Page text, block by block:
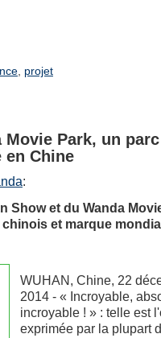
, projet
Movie Park, un
en Chine
:
Show et du Wanda
et marque
WUHAN, Chine, 22
2014 - « Incroyable,
incroyable ! » : telle est
exprimée par la plupart